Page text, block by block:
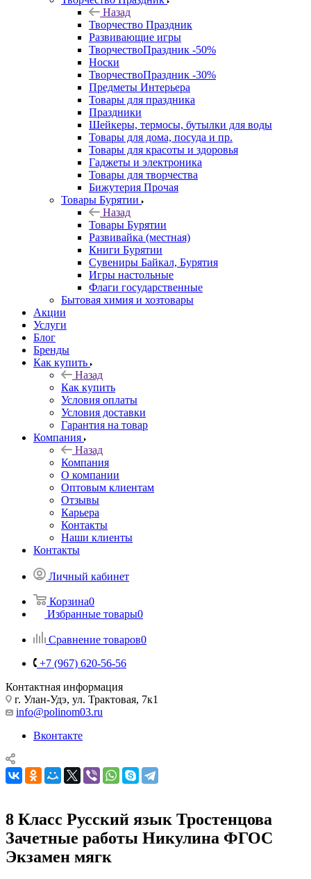
Назад
Творчество Праздник
Развивающие игры
ТворчествоПраздник -50%
Носки
ТворчествоПраздник -30%
Предметы Интерьера
Товары для праздника
Праздники
Шейкеры, термосы, бутылки для воды
Товары для дома, посуда и пр.
Товары для красоты и здоровья
Гаджеты и электроника
Товары для творчества
Бижутерия Прочая
Товары Бурятии
Назад
Товары Бурятии
Развивайка (местная)
Книги Бурятии
Сувениры Байкал, Бурятия
Игры настольные
Флаги государственные
Бытовая химия и хозтовары
Акции
Услуги
Блог
Бренды
Как купить
Назад
Как купить
Условия оплаты
Условия доставки
Гарантия на товар
Компания
Назад
Компания
О компании
Оптовым клиентам
Отзывы
Карьера
Контакты
Наши клиенты
Контакты
Личный кабинет
Корзина0
Избранные товары0
Сравнение товаров0
+7 (967) 620-56-56
Контактная информация
г. Улан-Удэ, ул. Трактовая, 7к1
info@polinom03.ru
Вконтакте
8 Класс Русский язык Тростенцова
Зачетные работы Никулина ФГОС
Экзамен мягк